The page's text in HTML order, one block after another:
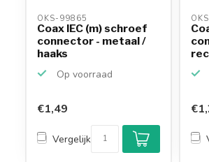
OKS-99865
Coax IEC (m) schroef
connector - metaal /
haaks
Op voorraad
€1,49
Vergelijk